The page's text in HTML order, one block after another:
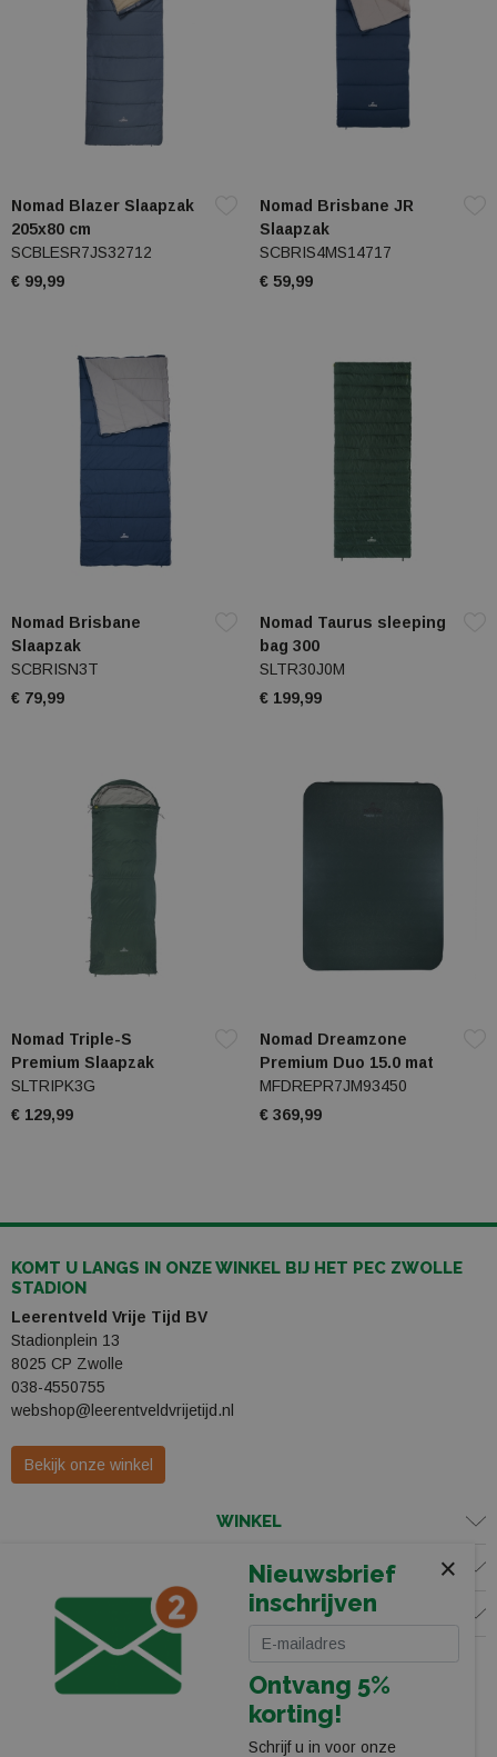
Nomad Blazer Slaapzak
205x80 cm
SCBLESR7JS32712
€ 99,99
Nomad Brisbane JR
Slaapzak
SCBRIS4MS14717
€ 59,99
Nomad Brisbane
Slaapzak
SCBRISN3T
€ 79,99
Nomad Taurus sleeping
bag 300
SLTR30J0M
€ 199,99
Nomad Triple-S
Premium Slaapzak
SLTRIPK3G
€ 129,99
Nomad Dreamzone
Premium Duo 15.0 mat
MFDREPR7JM93450
€ 369,99
KOMT U LANGS IN ONZE WINKEL BIJ HET PEC ZWOLLE
STADION
Leerentveld Vrije Tijd BV
Stadionplein 13
8025 CP Zwolle
038-4550755
webshop@leerentveldvrijetijd.nl
Bekijk onze winkel
WINKEL
KLANTENSERVICE
VOLG ONS
×
Nieuwsbrief
inschrijven
Ontvang 5%
korting!
Schrijf u in voor onze